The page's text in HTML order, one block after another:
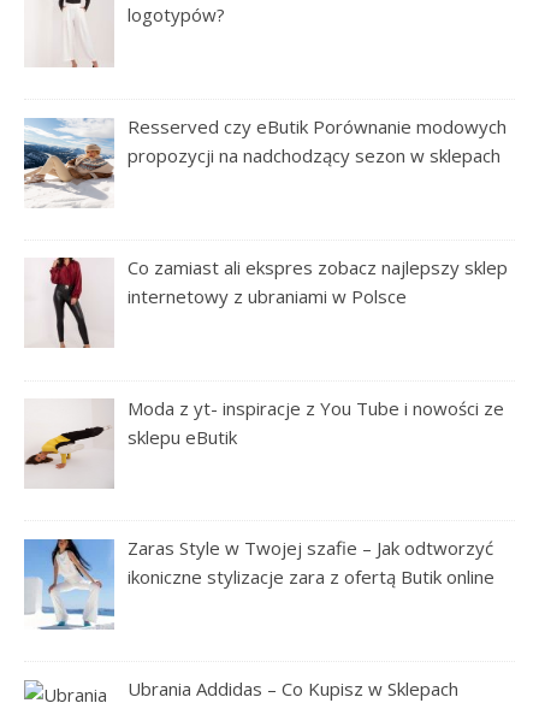
logotypów?
Resserved czy eButik Porównanie modowych
propozycji na nadchodzący sezon w sklepach
Co zamiast ali ekspres zobacz najlepszy sklep
internetowy z ubraniami w Polsce
Moda z yt- inspiracje z You Tube i nowości ze
sklepu eButik
Zaras Style w Twojej szafie – Jak odtworzyć
ikoniczne stylizacje zara z ofertą Butik online
Ubrania Addidas – Co Kupisz w Sklepach